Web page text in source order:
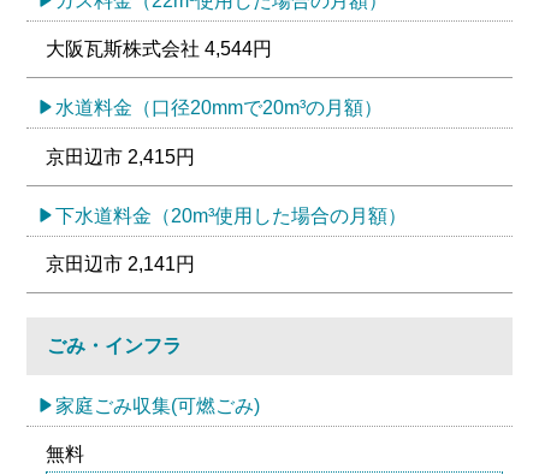
大阪瓦斯株式会社 4,544円
水道料金（口径20mmで20m³の月額）
京田辺市 2,415円
下水道料金（20m³使用した場合の月額）
京田辺市 2,141円
ごみ・インフラ
家庭ごみ収集(可燃ごみ)
無料